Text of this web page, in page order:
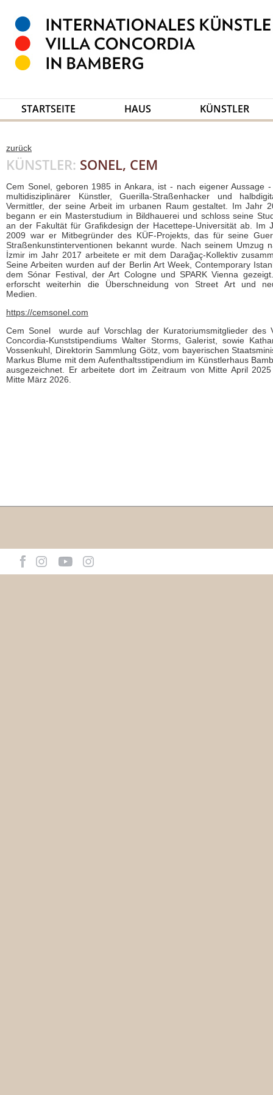
STARTSEITE HAUS KÜNSTLER
zurück
KÜNSTLER: SONEL, CEM
Cem Sonel, geboren 1985 in Ankara, ist - nach eigener Aussage
multidisziplinärer Künstler, Guerilla-Straßenhacker und
Vermittler, der seine Arbeit im urbanen Raum gestaltet. Im Jahr
begann er ein Masterstudium in Bildhauerei und schloss seine
an der Fakultät für Grafikdesign der Hacettepe-Universität ab. Im
2009 war er Mitbegründer des KÜF-Projekts, das für seine
Straßenkunstinterventionen bekannt wurde. Nach seinem Umzug
İzmir im Jahr 2017 arbeitete er mit dem Darağaç-Kollektiv
Seine Arbeiten wurden auf der Berlin Art Week, Contemporary
dem Sónar Festival, der Art Cologne und SPARK Vienna
erforscht weiterhin die Überschneidung von Street Art und
Medien.
https://cemsonel.com
Cem Sonel
wurde auf Vorschlag der Kuratoriumsmitglieder des
Concordia-Kunststipendiums Walter Storms, Galerist, sowie
Vossenkuhl, Direktorin Sammlung Götz, vom bayerischen
Markus Blume mit dem Aufenthaltsstipendium im Künstlerhaus
ausgezeichnet. Er arbeitete dort im Zeitraum von Mitte April
Mitte März 2026.